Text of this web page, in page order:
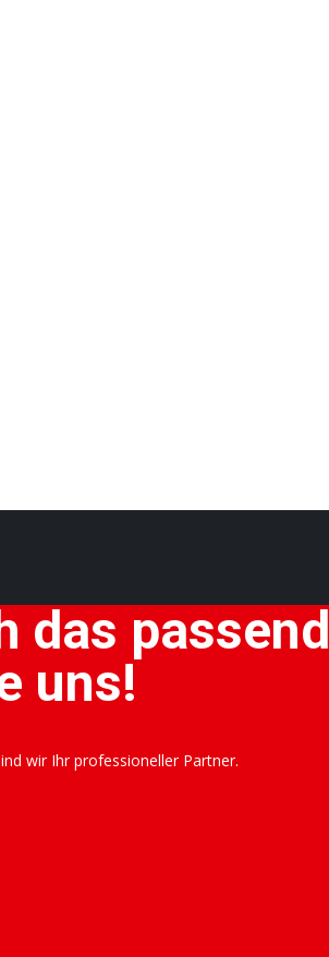
das
uns!
wir Ihr professioneller Partner.